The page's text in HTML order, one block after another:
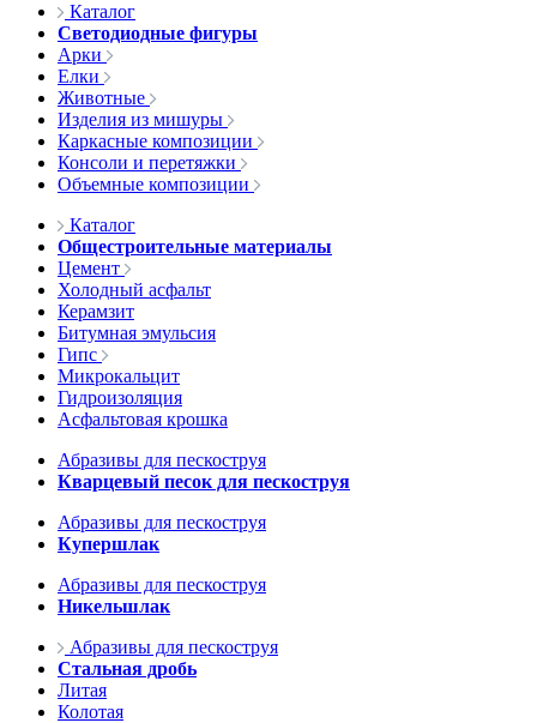
Каталог
Светодиодные фигуры
Арки
Елки
Животные
Изделия из мишуры
Каркасные композиции
Консоли и перетяжки
Объемные композиции
Каталог
Общестроительные материалы
Цемент
Холодный асфальт
Керамзит
Битумная эмульсия
Гипс
Микрокальцит
Гидроизоляция
Асфальтовая крошка
Абразивы для пескоструя
Кварцевый песок для пескоструя
Абразивы для пескоструя
Купершлак
Абразивы для пескоструя
Никельшлак
Абразивы для пескоструя
Стальная дробь
Литая
Колотая